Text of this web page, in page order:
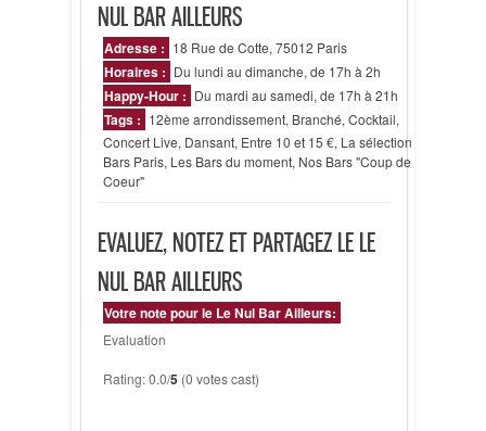
NUL BAR AILLEURS
Adresse : 18 Rue de Cotte, 75012 Paris
Horaires : Du lundi au dimanche, de 17h à 2h
Happy-Hour : Du mardi au samedi, de 17h à 21h
Tags : 12ème arrondissement, Branché, Cocktail,
Concert Live, Dansant, Entre 10 et 15 €, La sélection
Bars Paris, Les Bars du moment, Nos Bars "Coup de
Coeur"
EVALUEZ, NOTEZ ET PARTAGEZ LE LE
NUL BAR AILLEURS
Votre note pour le Le Nul Bar Ailleurs:
Evaluation
Rating: 0.0/5 (0 votes cast)